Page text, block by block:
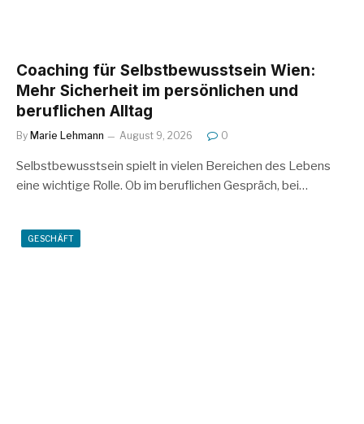
Coaching für Selbstbewusstsein Wien:
Mehr Sicherheit im persönlichen und
beruflichen Alltag
By Marie Lehmann August 9, 2026 0
Selbstbewusstsein spielt in vielen Bereichen des Lebens
eine wichtige Rolle. Ob im beruflichen Gespräch, bei…
GESCHÄFT